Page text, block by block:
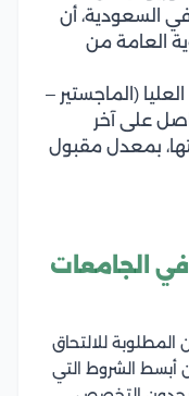
السعودية، أن
العامة من
(الماجستير –
على آخر
بمعدل مقبول
الجامعات
للالتحاق
أبسط الشروط التي